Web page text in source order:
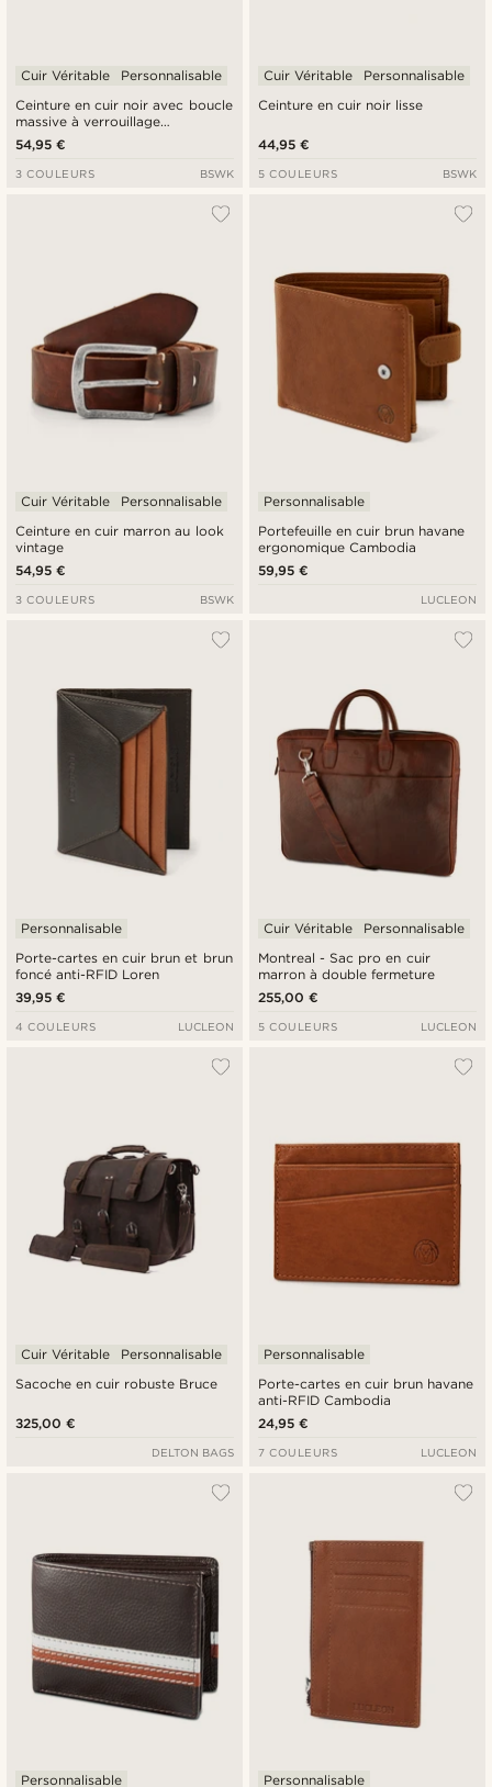
Ceinture en cuir noir avec boucle
massive à verrouillage
automatique
Cuir Véritable Personnalisable
54,95 €
3 COULEURS BSWK
Ceinture en cuir noir lisse
Cuir Véritable Personnalisable
44,95 €
5 COULEURS BSWK
Ceinture en cuir marron au look
vintage
Cuir Véritable Personnalisable
54,95 €
3 COULEURS BSWK
Portefeuille en cuir brun havane
ergonomique Cambodia
Personnalisable
59,95 €
LUCLEON
Porte-cartes en cuir brun et brun
foncé anti-RFID Loren
Personnalisable
39,95 €
4 COULEURS LUCLEON
Montreal - Sac pro en cuir
marron à double fermeture
Cuir Véritable Personnalisable
255,00 €
5 COULEURS LUCLEON
Sacoche en cuir robuste Bruce
Cuir Véritable Personnalisable
325,00 €
DELTON BAGS
Porte-cartes en cuir brun havane
anti-RFID Cambodia
Personnalisable
24,95 €
7 COULEURS LUCLEON
Personnalisable Personnalisable